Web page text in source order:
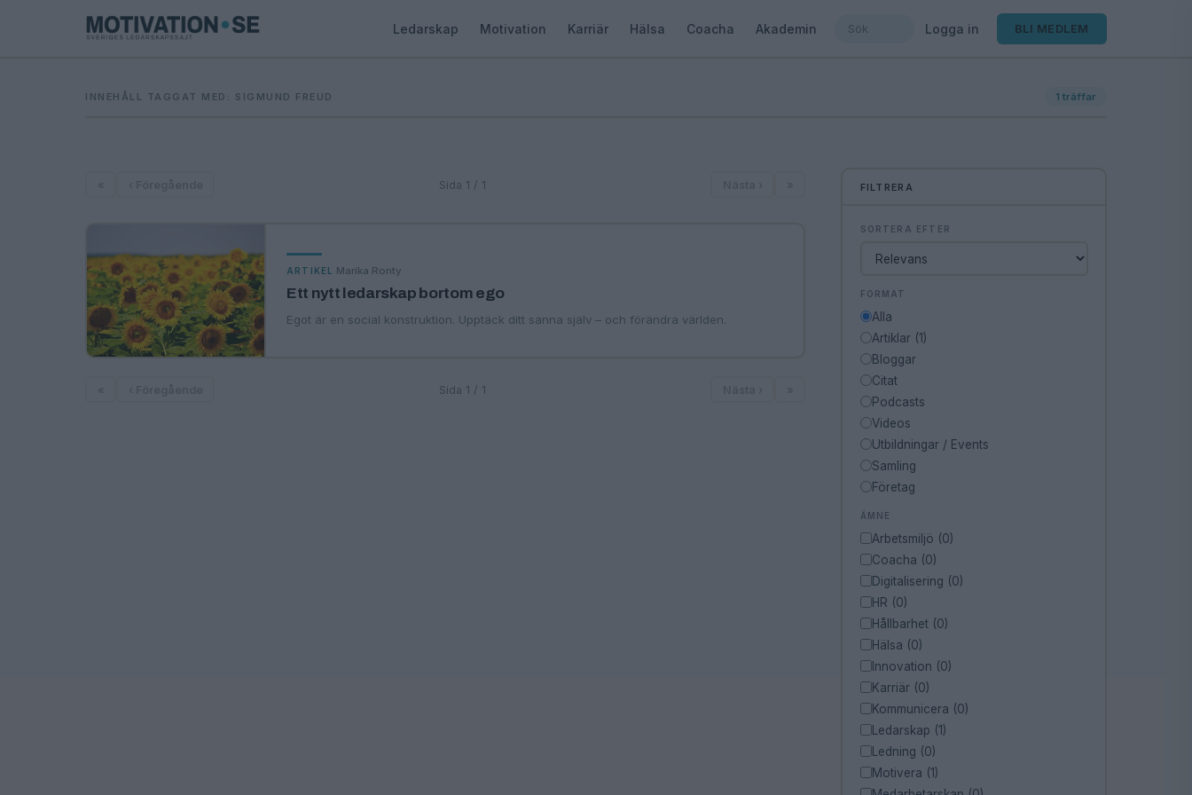
Ledarskap Motivation Karriär Hälsa Coacha Akademin Logga in BLI MEDLEM
INNEHÅLL TAGGAT MED: SIGMUND FREUD 1 träffar
Sida 1 / 1
ARTIKEL Marika Ronty
Ett nytt ledarskap bortom ego
Egot är en social konstruktion. Upptäck ditt sanna själv – och förändra världen.
Sida 1 / 1
FILTRERA
SORTERA EFTER
FORMAT
Alla
Artiklar (1)
Bloggar
Citat
Podcasts
Videos
Utbildningar / Events
Samling
Företag
ÄMNE
Arbetsmiljö (0)
Coacha (0)
Digitalisering (0)
HR (0)
Hållbarhet (0)
Hälsa (0)
Innovation (0)
Karriär (0)
Kommunicera (0)
Ledarskap (1)
Ledning (0)
Motivera (1)